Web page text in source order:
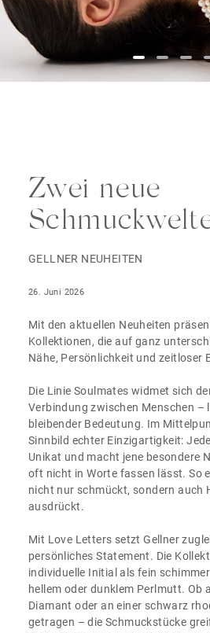
Zwei neue
GELLNER NEUHEITEN
26. Juni 2026
Mit den aktuellen Neuheiten
Kollektionen, die auf ganz
Nähe, Persönlichkeit und zeitloser
Die Linie Soulmates widmet sich
Verbindung zwischen Menschen –
bleibender Bedeutung. Im
Sinnbild echter Einzigartigkeit:
Unikat und macht jene besondere
oft nicht in Worte fassen lässt. So
nicht nur schmückt, sondern auch
ausdrückt.
Mit Love Letters setzt Gellner
persönliches Statement. Die
individuelle Initial als fein
hellem oder dunklem Perlmutt. Ob
Diamant oder an einer schwarz
getragen – die Schmuckstücke